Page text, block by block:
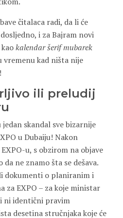
čitalaca radi, da li će
i za Bajram novi
kalendar šerif mubarek
vremenu kad ništa nije
ili preludij
skandal sve bizarnije
u Dubaiju! Nakon
u, s obzirom na objave
ne znamo šta se dešava.
dokumenti o planiranim i
za EXPO – za koje ministar
ni identični pravim
desetina stručnjaka koje će